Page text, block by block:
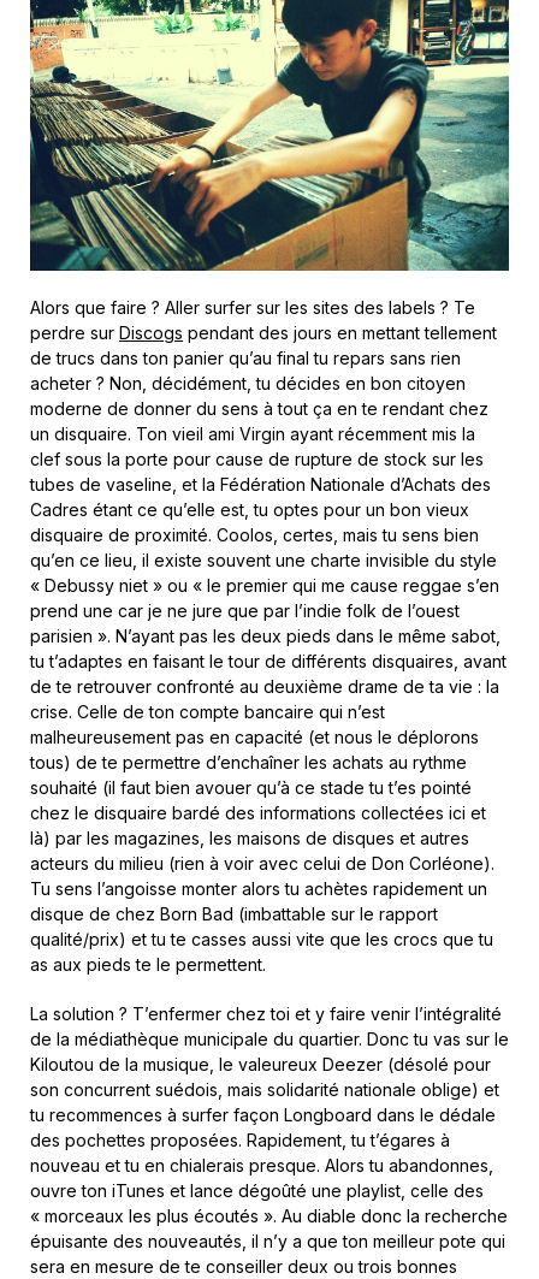
Alors que faire ? Aller surfer sur les sites des labels ? Te
perdre sur Discogs pendant des jours en mettant tellement
de trucs dans ton panier qu’au final tu repars sans rien
acheter ? Non, décidément, tu décides en bon citoyen
moderne de donner du sens à tout ça en te rendant chez
un disquaire. Ton vieil ami Virgin ayant récemment mis la
clef sous la porte pour cause de rupture de stock sur les
tubes de vaseline, et la Fédération Nationale d’Achats des
Cadres étant ce qu’elle est, tu optes pour un bon vieux
disquaire de proximité. Coolos, certes, mais tu sens bien
qu’en ce lieu, il existe souvent une charte invisible du style
« Debussy niet » ou « le premier qui me cause reggae s’en
prend une car je ne jure que par l’indie folk de l’ouest
parisien ». N’ayant pas les deux pieds dans le même sabot,
tu t’adaptes en faisant le tour de différents disquaires, avant
de te retrouver confronté au deuxième drame de ta vie : la
crise. Celle de ton compte bancaire qui n’est
malheureusement pas en capacité (et nous le déplorons
tous) de te permettre d’enchaîner les achats au rythme
souhaité (il faut bien avouer qu’à ce stade tu t’es pointé
chez le disquaire bardé des informations collectées ici et
là) par les magazines, les maisons de disques et autres
acteurs du milieu (rien à voir avec celui de Don Corléone).
Tu sens l’angoisse monter alors tu achètes rapidement un
disque de chez Born Bad (imbattable sur le rapport
qualité/prix) et tu te casses aussi vite que les crocs que tu
as aux pieds te le permettent.
La solution ? T’enfermer chez toi et y faire venir l’intégralité
de la médiathèque municipale du quartier. Donc tu vas sur le
Kiloutou de la musique, le valeureux Deezer (désolé pour
son concurrent suédois, mais solidarité nationale oblige) et
tu recommences à surfer façon Longboard dans le dédale
des pochettes proposées. Rapidement, tu t’égares à
nouveau et tu en chialerais presque. Alors tu abandonnes,
ouvre ton iTunes et lance dégoûté une playlist, celle des
« morceaux les plus écoutés ». Au diable donc la recherche
épuisante des nouveautés, il n’y a que ton meilleur pote qui
sera en mesure de te conseiller deux ou trois bonnes